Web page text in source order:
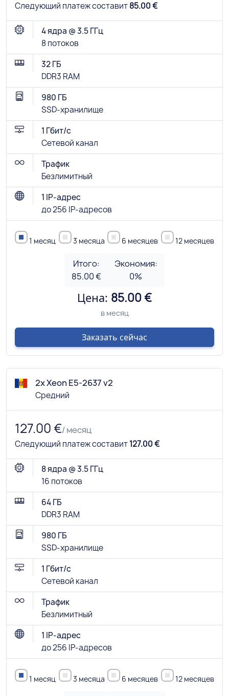
Следующий платеж составит85.00 €
4 ядра @ 3.5 ГГц
8 потоков
32 ГБ
DDR3 RAM
980 ГБ
SSD-хранилище
1 Гбит/с
Сетевой канал
Трафик
Безлимитный
1 IP-адрес
до 256 IP-адресов
1 месяц 3 месяца 6 месяцев 12 месяцев
Итого:
85.00 €
Экономия:
0%
Цена: 85.00 €
в месяц
Заказать сейчас
2x Xeon E5-2637 v2
Средний
127.00 €/ месяц
Следующий платеж составит127.00 €
8 ядра @ 3.5 ГГц
16 потоков
64 ГБ
DDR3 RAM
980 ГБ
SSD-хранилище
1 Гбит/с
Сетевой канал
Трафик
Безлимитный
1 IP-адрес
до 256 IP-адресов
1 месяц 3 месяца 6 месяцев 12 месяцев